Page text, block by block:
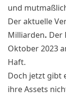
und
Der aktuelle
Milliarden. Der
Oktober 2023
Haft.
Doch jetzt gibt
ihre Assets